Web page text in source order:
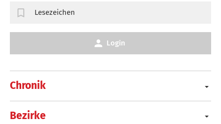
Chronik
Bezirke
Lesezeichen
Login